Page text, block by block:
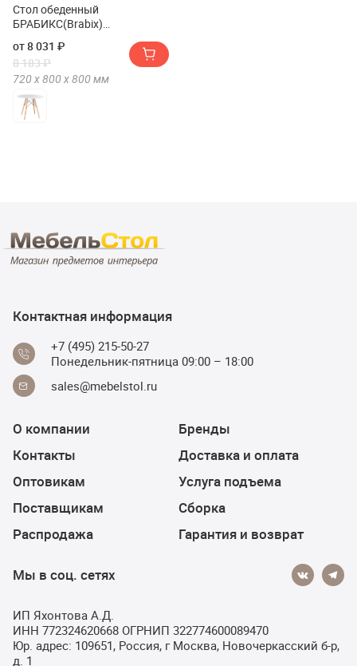
Стол обеденный
БРАБИКС(Brabix)
от 8 031 ₽
8 183 ₽
720 х800 х800 мм
Контактная информация
+7 (495) 215-50-27
Понедельник-пятница 09:00 – 18:00
sales@mebelstol.ru
О компании
Контакты
Оптовикам
Поставщикам
Распродажа
Бренды
Доставка и оплата
Услуга подъема
Сборка
Гарантия и возврат
Мы в соц. сетях
ИП Яхонтова А.Д.
ИНН 772324620668 ОГРНИП 322774600089470
Юр. адрес: 109651, Россия, г Москва, Новочеркасский б-р,
д. 1